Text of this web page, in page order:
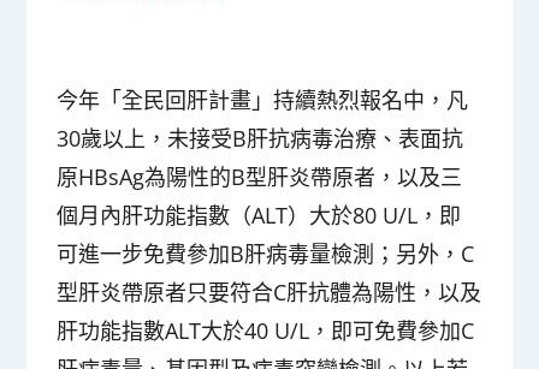
今年「全民回肝計畫」持續熱烈報名中，凡
30歲以上，未接受B肝抗病毒治療、表面抗
原HBsAg為陽性的B型肝炎帶原者，以及三
個月內肝功能指數（ALT）大於80 U/L，即
可進一步免費參加B肝病毒量檢測；另外，C
型肝炎帶原者只要符合C肝抗體為陽性，以及
肝功能指數ALT大於40 U/L，即可免費參加C